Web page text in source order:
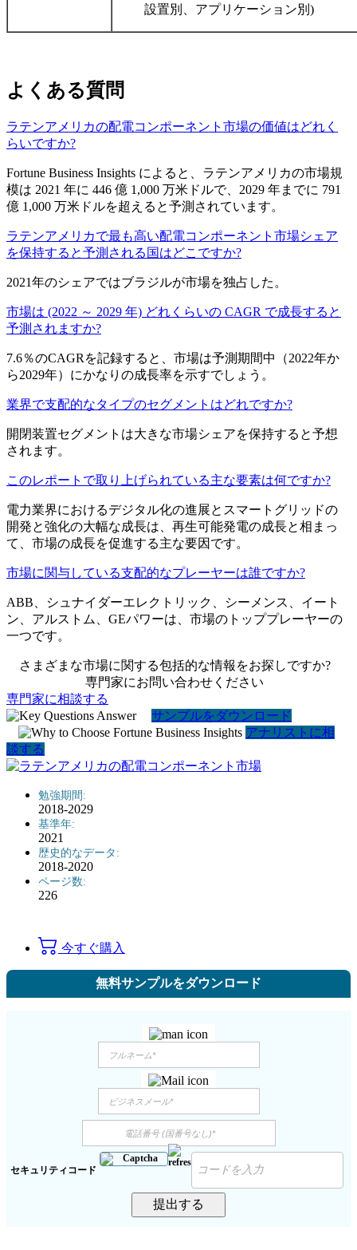
設置別、アプリケーション別)
よくある質問
ラテンアメリカの配電コンポーネント市場の価値はどれく
らいですか?
Fortune Business Insights によると、ラテンアメリカの市場規
模は 2021 年に 446 億 1,000 万米ドルで、2029 年までに 791
億 1,000 万米ドルを超えると予測されています。
ラテンアメリカで最も高い配電コンポーネント市場シェア
を保持すると予測される国はどこですか?
2021年のシェアではブラジルが市場を独占した。
市場は (2022 ～ 2029 年) どれくらいの CAGR で成長すると
予測されますか?
7.6％のCAGRを記録すると、市場は予測期間中（2022年か
ら2029年）にかなりの成長率を示すでしょう。
業界で支配的なタイプのセグメントはどれですか?
開閉装置セグメントは大きな市場シェアを保持すると予想
されます。
このレポートで取り上げられている主な要素は何ですか?
電力業界におけるデジタル化の進展とスマートグリッドの
開発と強化の大幅な成長は、再生可能発電の成長と相まっ
て、市場の成長を促進する主な要因です。
市場に関与している支配的なプレーヤーは誰ですか?
ABB、シュナイダーエレクトリック、シーメンス、イート
ン、アルストム、GEパワーは、市場のトッププレーヤーの
一つです。
さまざまな市場に関する包括的な情報をお探しですか?
専門家にお問い合わせください
専門家に相談する
サンプルをダウンロード
アナリストに相
談する
勉強期間:
2018-2029
基準年:
2021
歴史的なデータ:
2018-2020
ページ数:
226
今すぐ購入
無料サンプルをダウンロード
セキュリティコード
提出する